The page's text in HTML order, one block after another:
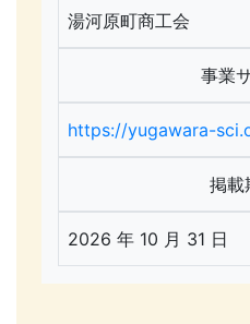
湯河原町商工会
事業
https://yugawara-
掲載
2026 年 10 月 31 日